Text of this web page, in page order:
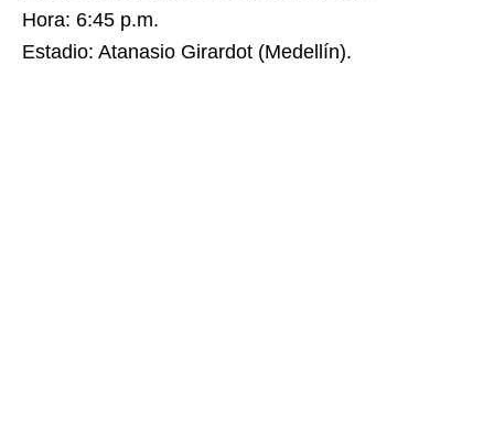
Hora: 6:45 p.m.
Estadio: Atanasio Girardot (Medellín).